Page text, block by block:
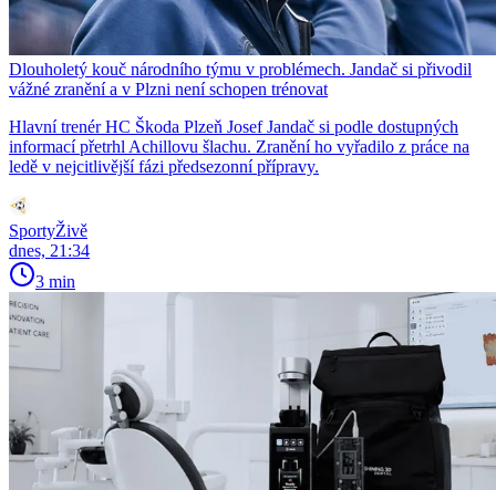
Dlouholetý kouč národního týmu v problémech. Jandač si přivodil
vážné zranění a v Plzni není schopen trénovat
Hlavní trenér HC Škoda Plzeň Josef Jandač si podle dostupných
informací přetrhl Achillovu šlachu. Zranění ho vyřadilo z práce na
ledě v nejcitlivější fázi předsezonní přípravy.
SportyŽivě
dnes, 21:34
3 min